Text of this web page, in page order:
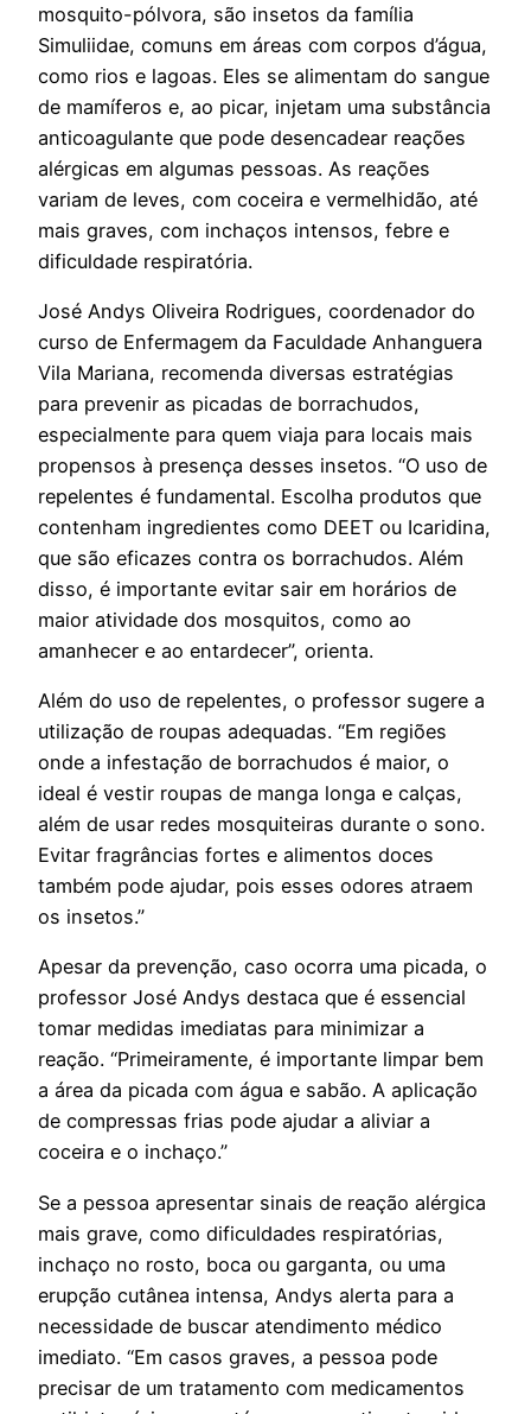
mosquito-pólvora, são insetos da família
Simuliidae, comuns em áreas com corpos d’água,
como rios e lagoas. Eles se alimentam do sangue
de mamíferos e, ao picar, injetam uma substância
anticoagulante que pode desencadear reações
alérgicas em algumas pessoas. As reações
variam de leves, com coceira e vermelhidão, até
mais graves, com inchaços intensos, febre e
dificuldade respiratória.
José Andys Oliveira Rodrigues, coordenador do
curso de Enfermagem da Faculdade Anhanguera
Vila Mariana, recomenda diversas estratégias
para prevenir as picadas de borrachudos,
especialmente para quem viaja para locais mais
propensos à presença desses insetos. “O uso de
repelentes é fundamental. Escolha produtos que
contenham ingredientes como DEET ou Icaridina,
que são eficazes contra os borrachudos. Além
disso, é importante evitar sair em horários de
maior atividade dos mosquitos, como ao
amanhecer e ao entardecer”, orienta.
Além do uso de repelentes, o professor sugere a
utilização de roupas adequadas. “Em regiões
onde a infestação de borrachudos é maior, o
ideal é vestir roupas de manga longa e calças,
além de usar redes mosquiteiras durante o sono.
Evitar fragrâncias fortes e alimentos doces
também pode ajudar, pois esses odores atraem
os insetos.”
Apesar da prevenção, caso ocorra uma picada, o
professor José Andys destaca que é essencial
tomar medidas imediatas para minimizar a
reação. “Primeiramente, é importante limpar bem
a área da picada com água e sabão. A aplicação
de compressas frias pode ajudar a aliviar a
coceira e o inchaço.”
Se a pessoa apresentar sinais de reação alérgica
mais grave, como dificuldades respiratórias,
inchaço no rosto, boca ou garganta, ou uma
erupção cutânea intensa, Andys alerta para a
necessidade de buscar atendimento médico
imediato. “Em casos graves, a pessoa pode
precisar de um tratamento com medicamentos